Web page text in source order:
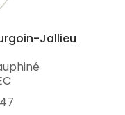
Jallieu